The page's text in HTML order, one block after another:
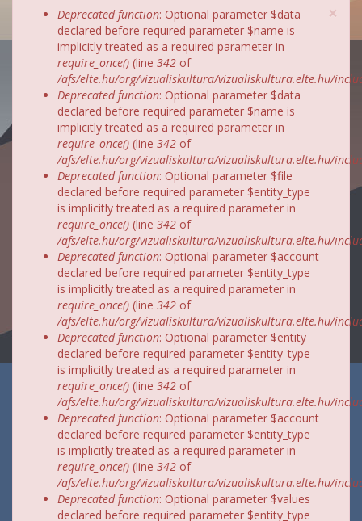
×
Hibaüzenet
Deprecated function: Optional parameter $data
declared before required parameter $name is
implicitly treated as a required parameter in
require_once() (line 342 of
/afs/elte.hu/org/vizualiskultura/vizualiskultura.elte.hu/
Deprecated function: Optional parameter $data
declared before required parameter $name is
implicitly treated as a required parameter in
require_once() (line 342 of
/afs/elte.hu/org/vizualiskultura/vizualiskultura.elte.hu/
Deprecated function: Optional parameter $file
declared before required parameter $entity_type
is implicitly treated as a required parameter in
require_once() (line 342 of
/afs/elte.hu/org/vizualiskultura/vizualiskultura.elte.hu/
Deprecated function: Optional parameter $account
declared before required parameter $entity_type
is implicitly treated as a required parameter in
require_once() (line 342 of
/afs/elte.hu/org/vizualiskultura/vizualiskultura.elte.hu/
Deprecated function: Optional parameter $entity
declared before required parameter $entity_type
is implicitly treated as a required parameter in
require_once() (line 342 of
/afs/elte.hu/org/vizualiskultura/vizualiskultura.elte.hu/
Deprecated function: Optional parameter $account
declared before required parameter $entity_type
is implicitly treated as a required parameter in
require_once() (line 342 of
/afs/elte.hu/org/vizualiskultura/vizualiskultura.elte.hu/
Deprecated function: Optional parameter $values
declared before required parameter $entity_type